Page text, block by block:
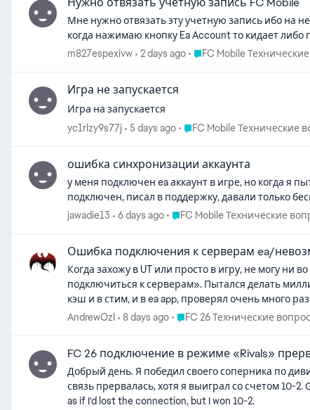
Мне нужно отвязать эту учетную запись ибо на
когда нажимаю кнопку Ea Account то кидает либо
m827espexivw
2 days ago Place FC Mobile
FC Mobile
Игра не запускается
Игра на запускается
yc1rlzy9s77j
5 days ago Place FC Mobile
FC Mobile Технические
ошибка синхронизации аккаунта
у меня подключен ea аккаунт в игре, но когда я
подключен, писал в поддержку, давали только
jawadie13
6 days ago Place FC Mobile Технические
FC Mobile Технические
Ошибка подключения к серверам ea/
Когда захожу в UT или просто в игру, не могу ни
подключиться к серверам». Пытался делать
кэш и в стим, и в ea app, проверял очень много
что делать
AndrewOzI 8 days ago Place FC 26 Технические
FC 26 Технические
FC 26 подключение в режиме «Rivals»
Добрый день. Я победил своего соперника по
связь прервалась, хотя я выиграл со счетом 10-2. Good afternoon. I beat my division opponent, and after the match, my connection to Ultimate Team was lost, and they protected my loss
as if I'd lost the connection, but I won 10-2.